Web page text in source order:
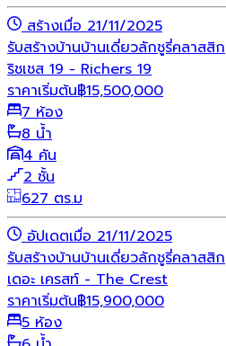
สร้างเมื่อ 21/11/2025
รับสร้างบ้านบ้านเดี่ยวลักชูรี่คลาสสิก
ริชเชส 19 - Richers 19
ราคาเริ่มต้น฿15,500,000
7 ห้อง
8 น้ำ
4 คัน
2 ชั้น
627 ตร.ม
อัปเดตเมื่อ 21/11/2025
รับสร้างบ้านบ้านเดี่ยวลักชูรี่คลาสสิก
เดอะ เครสท์ - The Crest
ราคาเริ่มต้น฿15,900,000
5 ห้อง